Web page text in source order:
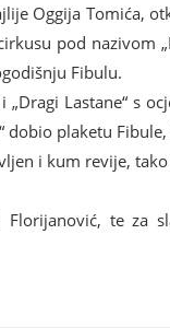
Oggija Tomića,
pod nazivom
Fibulu.
Lastane“ s
dobio plaketu
i kum revije, tako
Florijanović, te za